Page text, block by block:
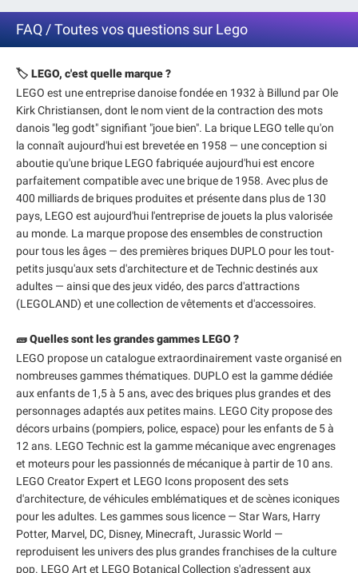
FAQ / Toutes vos questions sur Lego
🏷️ LEGO, c'est quelle marque ?
LEGO est une entreprise danoise fondée en 1932 à Billund par Ole
Kirk Christiansen, dont le nom vient de la contraction des mots
danois "leg godt" signifiant "joue bien". La brique LEGO telle qu'on
la connaît aujourd'hui est brevetée en 1958 — une conception si
aboutie qu'une brique LEGO fabriquée aujourd'hui est encore
parfaitement compatible avec une brique de 1958. Avec plus de
400 milliards de briques produites et présente dans plus de 130
pays, LEGO est aujourd'hui l'entreprise de jouets la plus valorisée
au monde. La marque propose des ensembles de construction
pour tous les âges — des premières briques DUPLO pour les tout-
petits jusqu'aux sets d'architecture et de Technic destinés aux
adultes — ainsi que des jeux vidéo, des parcs d'attractions
(LEGOLAND) et une collection de vêtements et d'accessoires.
🧱 Quelles sont les grandes gammes LEGO ?
LEGO propose un catalogue extraordinairement vaste organisé en
nombreuses gammes thématiques. DUPLO est la gamme dédiée
aux enfants de 1,5 à 5 ans, avec des briques plus grandes et des
personnages adaptés aux petites mains. LEGO City propose des
décors urbains (pompiers, police, espace) pour les enfants de 5 à
12 ans. LEGO Technic est la gamme mécanique avec engrenages
et moteurs pour les passionnés de mécanique à partir de 10 ans.
LEGO Creator Expert et LEGO Icons proposent des sets
d'architecture, de véhicules emblématiques et de scènes iconiques
pour les adultes. Les gammes sous licence — Star Wars, Harry
Potter, Marvel, DC, Disney, Minecraft, Jurassic World —
reproduisent les univers des plus grandes franchises de la culture
pop. LEGO Art et LEGO Botanical Collection s'adressent aux